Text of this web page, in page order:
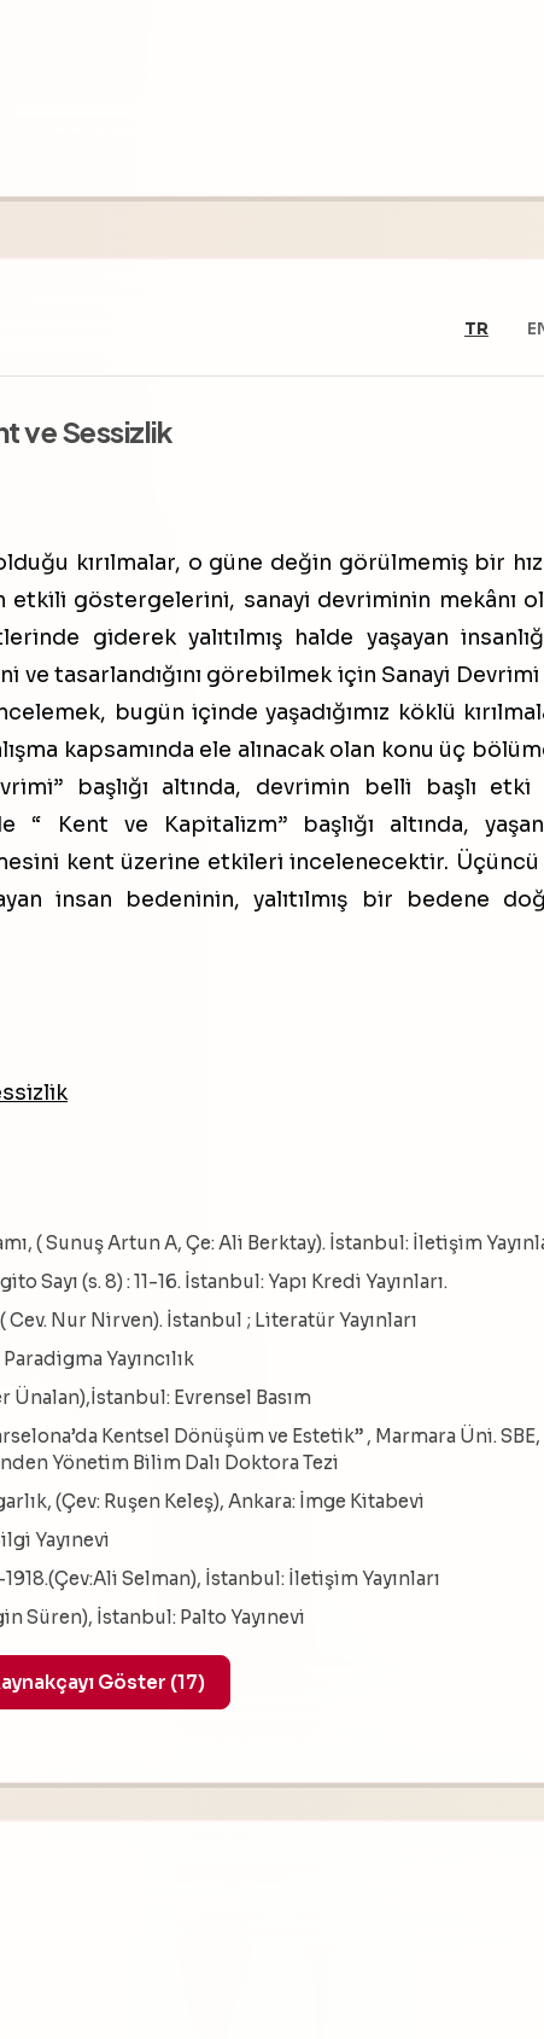
TR
ve Sessizlik
kırılmalar, o güne değin görülmemiş bir
etkili göstergelerini, sanayi devriminin mekânı
giderek yalıtılmış halde yaşayan
tasarlandığını görebilmek için Sanayi Devrimi
bugün içinde yaşadığımız köklü
kapsamında ele alınacak olan konu üç
başlığı altında, devrimin belli başlı etki
“ Kent ve Kapitalizm” başlığı altında,
kent üzerine etkileri incelenecektir. Üçüncü
insan bedeninin, yalıtılmış bir bedene
( Sunuş Artun A, Çe: Ali Berktay). İstanbul: İletişim
Sayı (s. 8) : 11-16. İstanbul: Yapı Kredi Yayınları.
Nur Nirven). İstanbul ; Literatür Yayınları
Yayıncılık
Ünalan),İstanbul: Evrensel Basım
Kentsel Dönüşüm ve Estetik” , Marmara Üni. SBE,
Yönetim Bilim Dalı Doktora Tezi
(Çev: Ruşen Keleş), Ankara: İmge Kitabevi
Yayınevi
Selman), İstanbul: İletişim Yayınları
Süren), İstanbul: Palto Yayınevi
Tüm Kaynakçayı Göster (17)